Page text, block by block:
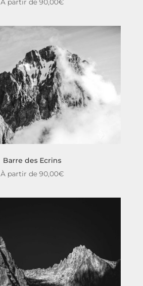
Barre des Ecrins
À partir de 90,00€